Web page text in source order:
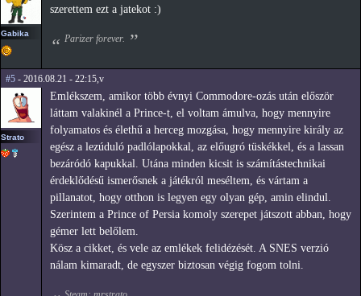
Gabika
szerettem ezt a jatekot :)
Parizer forever.
#5 - 2016.08.21 - 22:15,v
Strato
Emlékszem, amikor több évnyi Commodore-ozás után először
láttam valakinél a Prince-t, el voltam ámulva, hogy mennyire
folyamatos és élethű a herceg mozgása, hogy mennyire király az
egész a lezúduló padlólapokkal, az előugró tüskékkel, és a lassan
bezáródó kapukkal. Utána minden kicsit is számítástechnikai
érdeklődésű ismerősnek a játékról meséltem, és vártam a
pillanatot, hogy otthon is legyen egy olyan gép, amin elindul.
Szerintem a Prince of Persia komoly szerepet játszott abban, hogy
gémer lett belőlem.
Kösz a cikket, és vele az emlékek felidézését. A SNES verzió
nálam kimaradt, de egyszer biztosan végig fogom tolni.